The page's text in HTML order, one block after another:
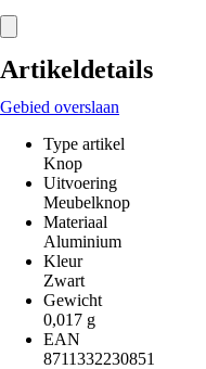
Artikeldetails
Gebied overslaan
Type artikel
Knop
Uitvoering
Meubelknop
Materiaal
Aluminium
Kleur
Zwart
Gewicht
0,017 g
EAN
8711332230851